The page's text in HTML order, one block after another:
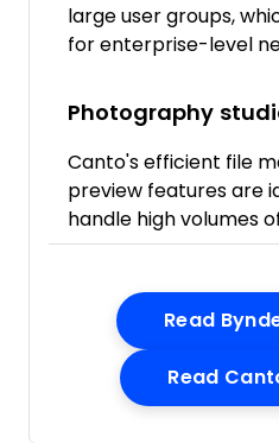
large user groups,
for enterprise-level
Photography
Canto's efficient file
preview features are
handle high volumes
Read
Read